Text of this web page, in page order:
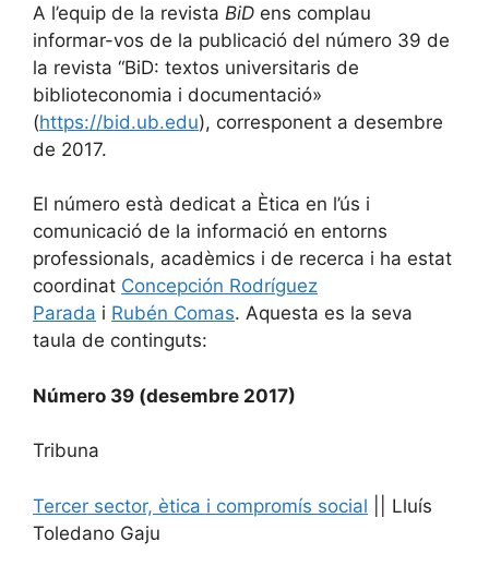
A l’equip de la revista BiD ens complau
informar-vos de la publicació del número 39 de
la revista “BiD: textos universitaris de
biblioteconomia i documentació»
(https://bid.ub.edu), corresponent a desembre
de 2017.
El número està dedicat a Ètica en l’ús i
comunicació de la informació en entorns
professionals, acadèmics i de recerca i ha estat
coordinat Concepción Rodríguez
Parada i Rubén Comas. Aquesta es la seva
taula de continguts:
Número 39 (desembre 2017)
Tribuna
Tercer sector, ètica i compromís social || Lluís
Toledano Gaju